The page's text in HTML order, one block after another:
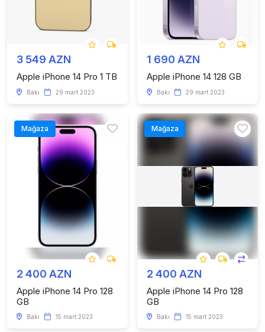
3 549 AZN
Apple iPhone 14 Pro 1 TB
Bakı 29 mart 2023
1 690 AZN
Apple iPhone 14 128 GB
Bakı 29 mart 2023
Mağaza
2 400 AZN
Apple iPhone 14 Pro 128
GB
Bakı 15 mart 2023
Mağaza
2 400 AZN
Apple iPhone 14 Pro 128
GB
Bakı 15 mart 2023